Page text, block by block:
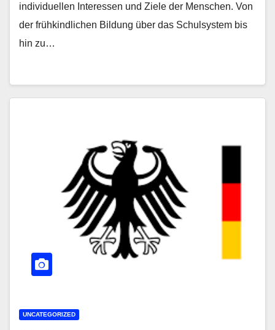
individuellen Interessen und Ziele der Menschen. Von
der frühkindlichen Bildung über das Schulsystem bis
hin zu…
UNCATEGORIZED